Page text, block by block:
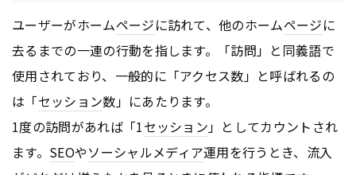
ユーザーがホームページに訪れて、他のホームページに
去るまでの一連の行動を指します。「訪問」と同義語で
使用されており、一般的に「アクセス数」と呼ばれるの
は「セッション数」にあたります。
1度の訪問があれば「1セッション」としてカウントされ
ます。 SEOやソーシャルメディア運用を行うとき、流入